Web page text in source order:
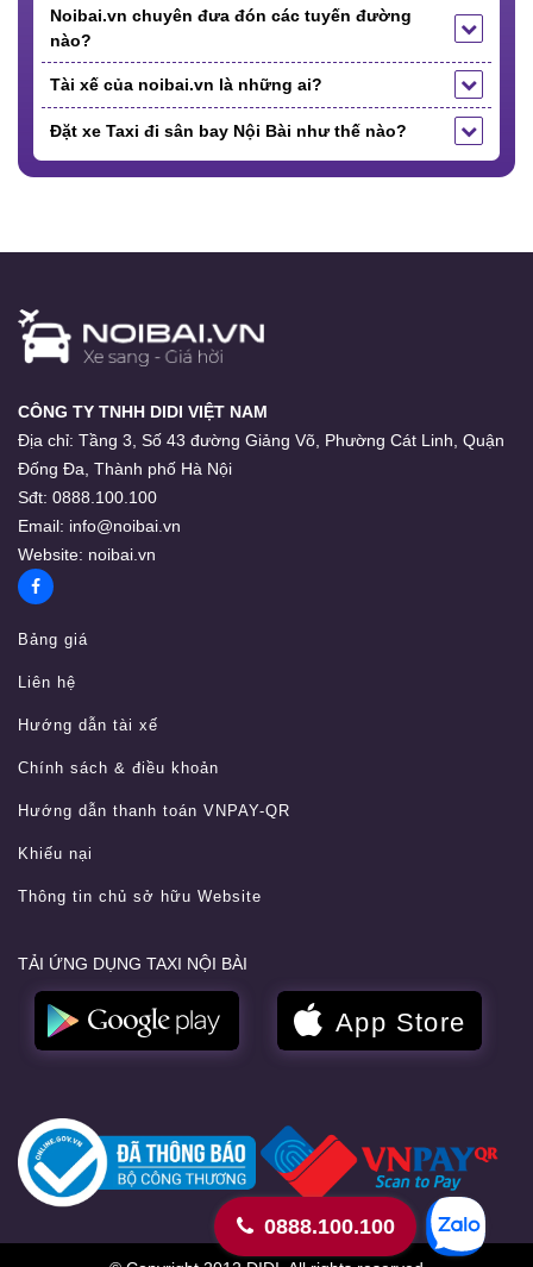
Noibai.vn chuyên đưa đón các tuyến đường
nào?
Tài xế của noibai.vn là những ai?
Đặt xe Taxi đi sân bay Nội Bài như thế nào?
CÔNG TY TNHH DIDI VIỆT NAM
Địa chỉ: Tầng 3, Số 43 đường Giảng Võ, Phường Cát Linh, Quận
Đống Đa, Thành phố Hà Nội
Sđt: 0888.100.100
Email: info@noibai.vn
Website: noibai.vn
Bảng giá
Liên hệ
Hướng dẫn tài xế
Chính sách & điều khoản
Hướng dẫn thanh toán VNPAY-QR
Khiếu nại
Thông tin chủ sở hữu Website
TẢI ỨNG DỤNG TAXI NỘI BÀI
0888.100.100